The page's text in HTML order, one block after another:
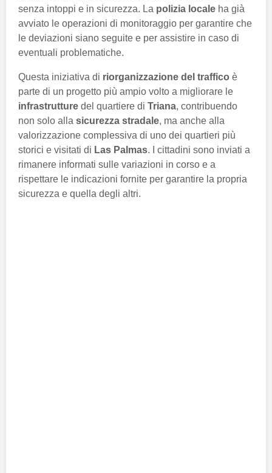
senza intoppi e in sicurezza. La polizia locale ha già
avviato le operazioni di monitoraggio per garantire che
le deviazioni siano seguite e per assistire in caso di
eventuali problematiche.
Questa iniziativa di riorganizzazione del traffico è
parte di un progetto più ampio volto a migliorare le
infrastrutture del quartiere di Triana, contribuendo
non solo alla sicurezza stradale, ma anche alla
valorizzazione complessiva di uno dei quartieri più
storici e visitati di Las Palmas. I cittadini sono inviati a
rimanere informati sulle variazioni in corso e a
rispettare le indicazioni fornite per garantire la propria
sicurezza e quella degli altri.